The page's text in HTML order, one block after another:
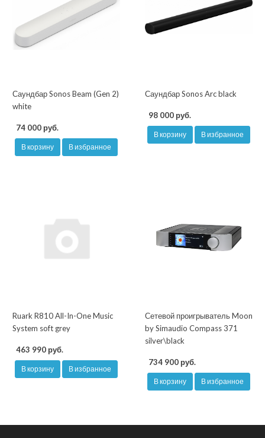
Саундбар Sonos Beam (Gen 2)
white
74 000 руб.
В корзину В избранное
Саундбар Sonos Arc black
98 000 руб.
В корзину В избранное
Ruark R810 All-In-One Music
System soft grey
463 990 руб.
В корзину В избранное
Сетевой проигрыватель Moon
by Simaudio Compass 371
silver\black
734 900 руб.
В корзину В избранное